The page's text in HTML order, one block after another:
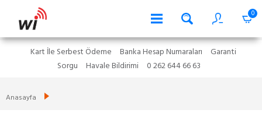
0
Kart İle Serbest Ödeme Banka Hesap Numaraları
Garanti
Sorgu
Havale Bildirimi 0 262 644 66 63
Anasayfa